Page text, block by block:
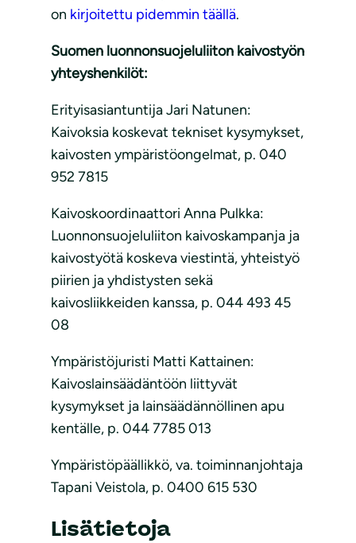
on kirjoitettu pidemmin täällä.
Suomen luonnonsuojeluliiton kaivostyön
yhteyshenkilöt:
Erityisasiantuntija Jari Natunen:
Kaivoksia koskevat tekniset kysymykset,
kaivosten ympäristöongelmat, p. 040
952 7815
Kaivoskoordinaattori Anna Pulkka:
Luonnonsuojeluliiton kaivoskampanja ja
kaivostyötä koskeva viestintä, yhteistyö
piirien ja yhdistysten sekä
kaivosliikkeiden kanssa, p. 044 493 45
08
Ympäristöjuristi Matti Kattainen:
Kaivoslainsäädäntöön liittyvät
kysymykset ja lainsäädännöllinen apu
kentälle, p. 044 7785 013
Ympäristöpäällikkö, va. toiminnanjohtaja
Tapani Veistola, p. 0400 615 530
Lisätietoja